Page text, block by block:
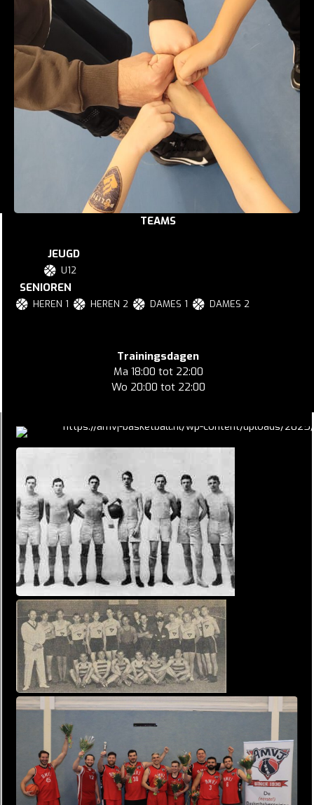
TEAMS
JEUGD
U12
SENIOREN
HEREN 1 HEREN 2 DAMES 1 DAMES 2
Trainingsdagen
Ma 18:00 tot 22:00
Wo 20:00 tot 22:00